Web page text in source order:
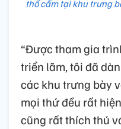
thổ cẩm tại khu trưng
“Được tham gia
triển lãm, tôi đã
các khu trưng bày
mọi thứ đều rất
cũng rất thích thú